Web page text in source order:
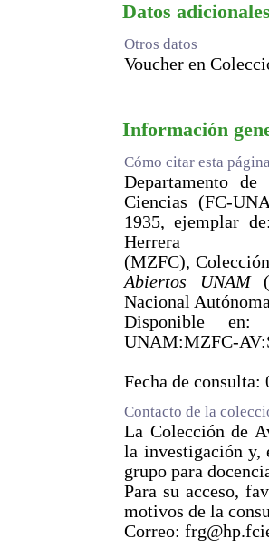
Datos
Otros datos
Voucher en
Información
Cómo citar esta
Departamento
Ciencias (FC-
1935, ejemplar
Herrera
(MZFC),
Abiertos UNAM
Nacional
Disponible en:
UNAM:MZFC-
Fecha de consulta:
Contacto de la
La Colección de
la investigación y,
grupo para
Para su acceso,
motivos de la
Correo: